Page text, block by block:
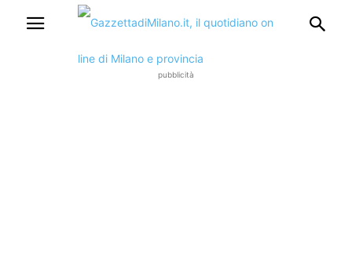
pubblicità